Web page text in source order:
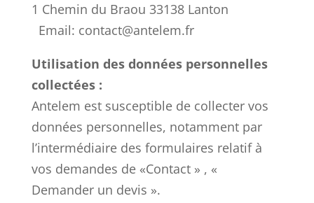
1 Chemin du Braou 33138 Lanton
Email: contact@antelem.fr
Utilisation des données personnelles
collectées :
Antelem est susceptible de collecter vos
données personnelles, notamment par
l’intermédiaire des formulaires relatif à
vos demandes de «Contact » , «
Demander un devis ».